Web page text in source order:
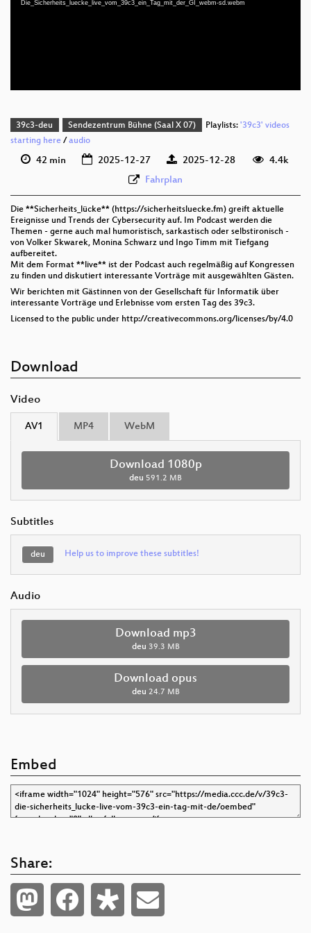
Die_Sicherheits_luecke_live_vom_39c3_ein_Tag_mit_der_GI_webm-sd.webm
39c3-deu Sendezentrum Bühne (Saal X 07) Playlists: '39c3' videos
starting here /audio
42 min 2025-12-27 2025-12-28
4.4k
Fahrplan
Die **Sicherheits_lücke** (https://sicherheitsluecke.fm) greift aktuelle
Ereignisse und Trends der Cybersecurity auf. Im Podcast werden die
Themen - gerne auch mal humoristisch, sarkastisch oder selbstironisch -
von Volker Skwarek, Monina Schwarz und Ingo Timm mit Tiefgang
aufbereitet.
Mit dem Format **live** ist der Podcast auch regelmäßig auf Kongressen
zu finden und diskutiert interessante Vorträge mit ausgewählten Gästen.
Wir berichten mit Gästinnen von der Gesellschaft für Informatik über
interessante Vorträge und Erlebnisse vom ersten Tag des 39c3.
Licensed to the public under http://creativecommons.org/licenses/by/4.0
Download
Video
AV1 MP4 WebM
Download 1080p
deu 591.2 MB
Subtitles
deu Help us to improve these subtitles!
Audio
Download mp3
deu 39.3 MB
Download opus
deu 24.7 MB
Embed
Share: